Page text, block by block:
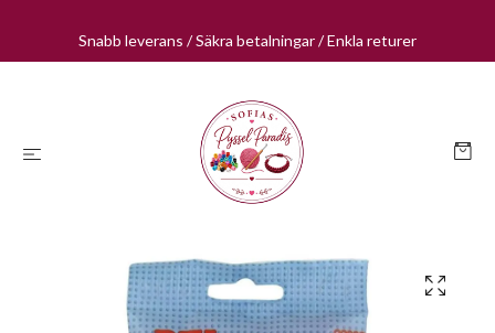
Snabb leverans / Säkra betalningar / Enkla returer